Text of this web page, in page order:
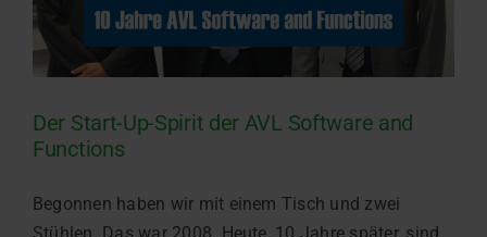
Der Start-Up-Spirit der AVL Software and
Functions
Begonnen haben wir mit einem Tisch und zwei